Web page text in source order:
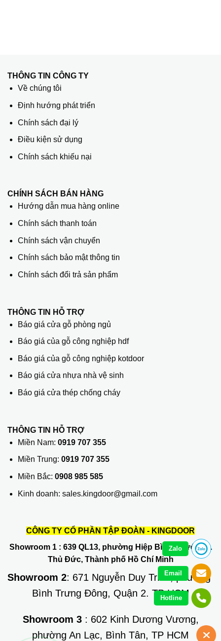
THÔNG TIN CÔNG TY
Về chúng tôi
Định hướng phát triển
Chính sách đại lý
Điều kiện sử dụng
Chính sách khiếu nại
CHÍNH SÁCH BÁN HÀNG
Hướng dẫn mua hàng online
Chính sách thanh toán
Chính sách vận chuyển
Chính sách bảo mật thông tin
Chính sách đổi trả sản phẩm
THÔNG TIN HỖ TRỢ
Báo giá cửa gỗ phòng ngủ
Báo giá của gỗ công nghiệp hdf
Báo giá của gỗ công nghiệp kotdoor
Báo giá cửa nhựa nhà vệ sinh
Báo giá cửa thép chống cháy
THÔNG TIN HỖ TRỢ
Miền Nam: 0919 707 355
Miền Trung: 0919 707 355
Miền Bắc: 0908 985 585
Kinh doanh: sales.kingdoor@gmail.com
CÔNG TY CỔ PHẦN TẬP ĐOÀN - KINGDOOR
Showroom 1: 639 QL13, phường Hiệp Bình Phước, Q.
Thủ Đức, Thành phố Hồ Chí Minh
Showroom 2: 671 Nguyễn Duy Trinh, phường
Bình Trưng Đông, Quận 2. TP HCM
Showroom 3: 602 Kinh Dương Vương,
phường An Lạc, Bình Tân, TP HCM
Zalo
Email
Hotline